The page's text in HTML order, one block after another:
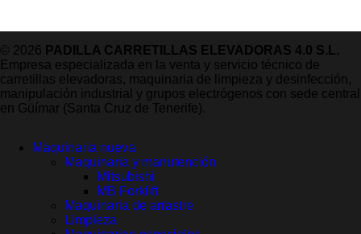
© 2026 PADILLA CARRETILLAS ELEVADORAS 4.0 S.L.
Empresa especializada en la venta y servicio técnico de
carretillas elevadoras, maquinaria de limpieza y desinfección,
manipulación industrial y grupos electrógenos con sede central
en Güímar (Santa Cruz de Tenerife).
Maquinaria nueva
Maquinaria y manutención
Mitsubishi
MB Forklift
Maquinaria de arrastre
Limpieza